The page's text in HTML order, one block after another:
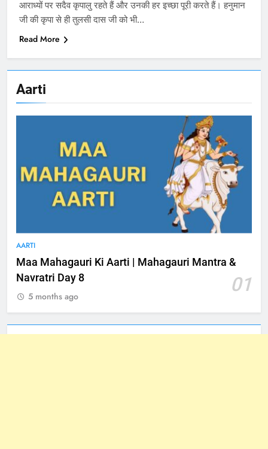
Aarti
AARTI
Maa Mahagauri Ki Aarti | Mahagauri Mantra &
Navratri Day 8
01
5 months ago
आराध्यों पर सदैव कृपालु रहते हैं और उनकी हर इच्छा पूरी करते हैं। हनुमान
जी की कृपा से ही तुलसी दास जी को भी…
Read More